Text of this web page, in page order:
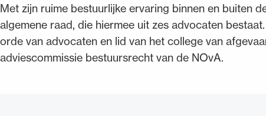
Met zijn ruime bestuurlijke ervaring binnen en buiten
algemene raad, die hiermee uit zes advocaten
orde van advocaten en lid van het college van
adviescommissie bestuursrecht van de NOvA.